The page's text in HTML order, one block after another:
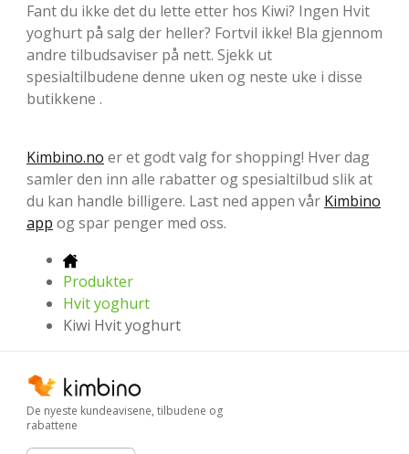
Fant du ikke det du lette etter hos Kiwi? Ingen Hvit
yoghurt på salg der heller? Fortvil ikke! Bla gjennom
andre tilbudsaviser på nett. Sjekk ut
spesialtilbudene denne uken og neste uke i disse
butikkene .
Kimbino.no er et godt valg for shopping! Hver dag
samler den inn alle rabatter og spesialtilbud slik at
du kan handle billigere. Last ned appen vår Kimbino
app og spar penger med oss.
Produkter
Hvit yoghurt
Kiwi Hvit yoghurt
De nyeste kundeavisene, tilbudene og
rabattene